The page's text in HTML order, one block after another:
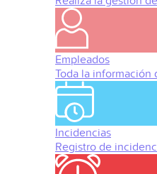
Empleados
Toda la información
Incidencias
Registro de